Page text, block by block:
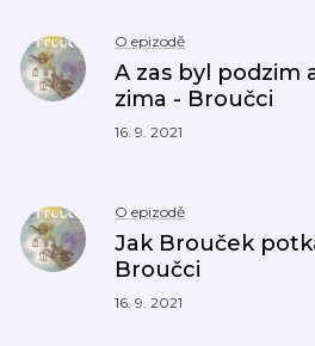
O epizodě
A zas byl podzim
zima - Broučci
16. 9. 2021
O epizodě
Jak Brouček
Broučci
16. 9. 2021